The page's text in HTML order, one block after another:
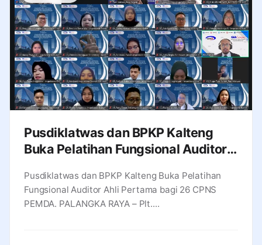
Pusdiklatwas dan BPKP Kalteng
Buka Pelatihan Fungsional Auditor
Pusdiklatwas dan BPKP Kalteng Buka Pelatihan
Fungsional Auditor Ahli Pertama bagi 26 CPNS
PEMDA. PALANGKA RAYA – Plt....